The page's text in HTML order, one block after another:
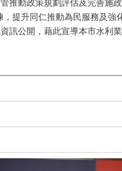
推動政策規劃評估及完善施政
提升同仁推動為民服務及強
訊公開，藉此宣導本市水利業